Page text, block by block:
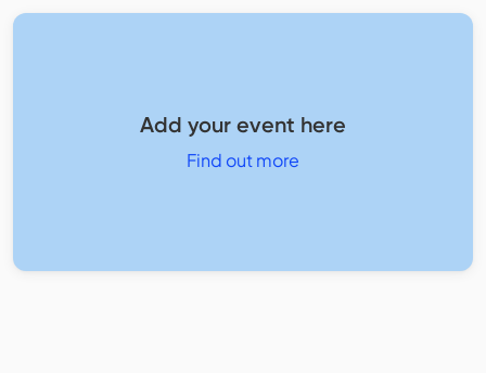
Add your event here
Find out more